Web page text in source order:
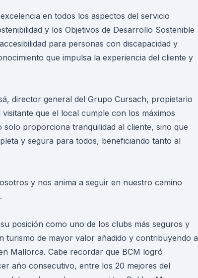
en todos los aspectos del servicio
y los Objetivos de Desarrollo Sostenible
para personas con discapacidad y
que impulsa la experiencia del cliente y
director general del Grupo Cursach, propietario
que el local cumple con los máximos
solo proporciona tranquilidad al cliente, sino que
y segura para todos, beneficiando tanto al
y nos anima a seguir en nuestro camino
posición como uno de los clubs más seguros y
turismo de mayor valor añadido y contribuyendo a
Mallorca. Cabe recordar que BCM logró
año consecutivo, entre los 20 mejores del